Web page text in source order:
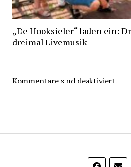
„De Hooksieler“ laden ein:
dreimal Livemusik
Kommentare sind deaktiviert.